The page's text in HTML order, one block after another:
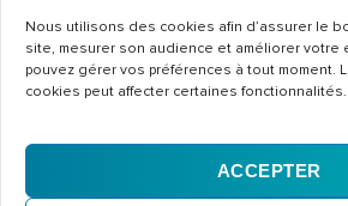
Nous utilisons des cookies afin d’assurer le
site, mesurer son audience et améliorer votre
pouvez gérer vos préférences à tout moment.
cookies peut affecter certaines fonctionnalités.
ACCEPTER
Congrès et
séminaires
Formations
métier